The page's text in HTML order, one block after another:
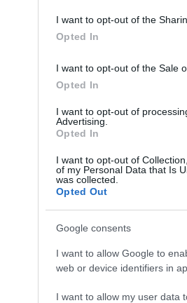
I want to opt-out of the
Opted In
I want to opt-out of the Sale
Opted In
I want to opt-out of
Advertising.
Opted In
I want to opt-out of
of my Personal Data that Is
was collected.
Opted Out
Google consents
I want to allow Google to
web or device identifiers in
I want to allow my user data